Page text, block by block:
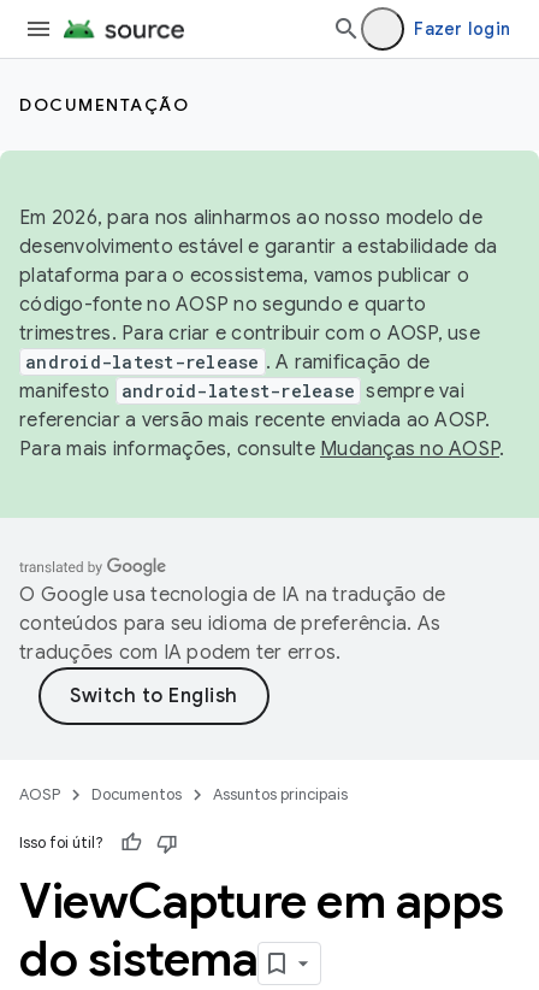
Fazer login
DOCUMENTAÇÃO
Em 2026, para nos alinharmos ao nosso modelo de
desenvolvimento estável e garantir a estabilidade da
plataforma para o ecossistema, vamos publicar o
código-fonte no AOSP no segundo e quarto
trimestres. Para criar e contribuir com o AOSP, use
android-latest-release . A ramificação de
manifesto
android-latest-release sempre vai
referenciar a versão mais recente enviada ao AOSP.
Para mais informações, consulte Mudanças no AOSP.
O Google usa tecnologia de IA na tradução de
conteúdos para seu idioma de preferência. As
traduções com IA podem ter erros.
AOSP Documentos Assuntos principais
Isso foi útil?
ViewCapture em apps
do sistema